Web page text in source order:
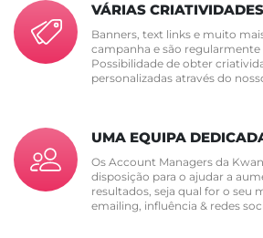
VÁRIAS
Banners, text links e muito
campanha e são regularmente
Possibilidade de obter
personalizadas através do
UMA EQUIPA
Os Account Managers da
disposição para o ajudar a
resultados, seja qual for o seu
emailing, influência & redes